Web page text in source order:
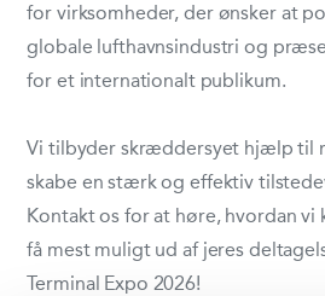
for virksomheder, der ønsker at
globale lufthavnsindustri og
for et internationalt publikum.
Vi tilbyder skræddersyet hjælp til
skabe en stærk og effektiv
Kontakt os for at høre, hvordan
få mest muligt ud af jeres
Terminal Expo 2026!